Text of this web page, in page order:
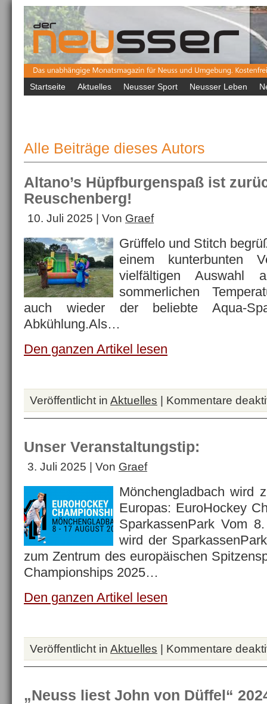
Startseite Aktuelles Neusser Sport Neusser Leben
Alle Beiträge dieses Autors
Altano’s Hüpfburgenspaß ist
Reuschenberg!
10. Juli 2025 | Von Graef
Grüffelo und Stitch
einem kunterbunten
vielfältigen Auswahl
sommerlichen
auch wieder der beliebte Aqua-
Abkühlung.Als…
Den ganzen Artikel lesen
Veröffentlicht in Aktuelles | Kommentare
Unser Veranstaltungstip:
3. Juli 2025 | Von Graef
Mönchengladbach wird
Europas: EuroHockey
SparkassenPark Vom
wird der
zum Zentrum des europäischen
Championships 2025…
Den ganzen Artikel lesen
Veröffentlicht in Aktuelles | Kommentare
„Neuss liest John von Düffel“